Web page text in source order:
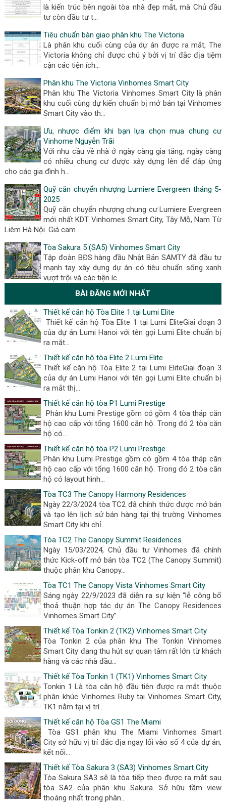
là kiến trúc bên ngoài tòa nhà đẹp mắt, mà Chủ đầu
tư còn đầu tư t…
Tiêu chuẩn bàn giao phân khu The Victoria
Là phân khu cuối cùng của dự án được ra mắt, The
Victoria không chỉ được chú ý bởi vị trí đắc địa tiệm
cận các tiện ích…
Phân khu The Victoria Vinhomes Smart City
Phân khu The Victoria Vinhomes Smart City là phân
khu cuối cùng dự kiến chuẩn bị mở bán tại Vinhomes
Smart City vào th…
Ưu, nhược điểm khi bạn lựa chọn mua chung cư
Vinhome Nguyễn Trãi
Với nhu cầu về nhà ở ngày càng gia tăng, ngày càng
có nhiều chung cư được xây dựng lên để đáp ứng
cho các gia đình h…
Quỹ căn chuyển nhượng Lumiere Evergreen tháng 5-
2025
Quỹ căn chuyển nhượng chung cư Lumiere Evergreen
mới nhất KDT Vinhomes Smart City, Tây Mỗ, Nam Từ
Liêm Hà Nội. Giá cam …
Tòa Sakura 5 (SA5) Vinhomes Smart City
Tập đoàn BĐS hàng đầu Nhật Bản SAMTY đã đầu tư
mạnh tay xây dựng dự án có tiêu chuẩn sống xanh
vượt trội và các tiện íc…
BÀI ĐĂNG MỚI NHẤT
Thiết kế căn hộ Tòa Elite 1 tại Lumi Elite
Thiết kế căn hộ Tòa Elite 1 tại Lumi EliteGiai đoạn 3
của dự án Lumi Hanoi với tên gọi Lumi Elite chuẩn bị
ra mắt...
Thiết kế căn hộ tòa Elite 2 Lumi Elite
Thiết kế căn hộ Tòa Elite 2 tại Lumi EliteGiai đoạn 3
của dự án Lumi Hanoi với tên gọi Lumi Elite chuẩn bị
ra mắt thị...
Thiết kế căn hộ tòa P1 Lumi Prestige
Phân khu Lumi Prestige gồm có gồm 4 tòa tháp căn
hộ cao cấp với tổng 1600 căn hộ. Trong đó 2 tòa căn
hộ có...
Thiết kế căn hộ tòa P2 Lumi Prestige
Phân khu Lumi Prestige gồm có gồm 4 tòa tháp căn
hộ cao cấp với tổng 1600 căn hộ. Trong đó 2 tòa căn
hộ có layout hình...
Tòa TC3 The Canopy Harmony Residences
Ngày 22/3/2024 tòa TC2 đã chính thức được mở bán
và tạo lên lịch sử bán hàng tại thị trường Vinhomes
Smart City khi chỉ...
Tòa TC2 The Canopy Summit Residences
Ngày 15/03/2024, Chủ đầu tư Vinhomes đã chính
thức Kick-off mở bán tòa TC2 (The Canopy Summit)
thuộc phân khu Canopy...
Tòa TC1 The Canopy Vista Vinhomes Smart City
Sáng ngày 22/9/2023 đã diễn ra sự kiện “lễ công bố
thoả thuận hợp tác dự án The Canopy Residences
Vinhomes Smart City”...
Thiết kế Tòa Tonkin 2 (TK2) Vinhomes Smart City
Tòa Tonkin 2 của phân khu The Tonkin Vinhomes
Smart City đang thu hút sự quan tâm rất lớn từ khách
hàng và các nhà đầu...
Thiết kế Tòa Tonkin 1 (TK1) Vinhomes Smart City
Tonkin 1 Là tòa căn hộ đầu tiên được ra mắt thuộc
phân khúc Vinhomes Ruby tại Vinhomes Smart City,
TK1 nằm tại vị trí...
Thiết kế căn hộ Tòa GS1 The Miami
Tòa GS1 phân khu The Miami Vinhomes Smart
City sở hữu vị trí đắc địa ngay lối vào số 4 của dự án,
kết nối...
Thiết kế Tòa Sakura 3 (SA3) Vinhomes Smart City
Tòa Sakura SA3 sẽ là tòa tiếp theo được ra mắt sau
tòa SA2 của phân khu Sakura. Sở hữu tầm view
thoáng nhất trong phân...